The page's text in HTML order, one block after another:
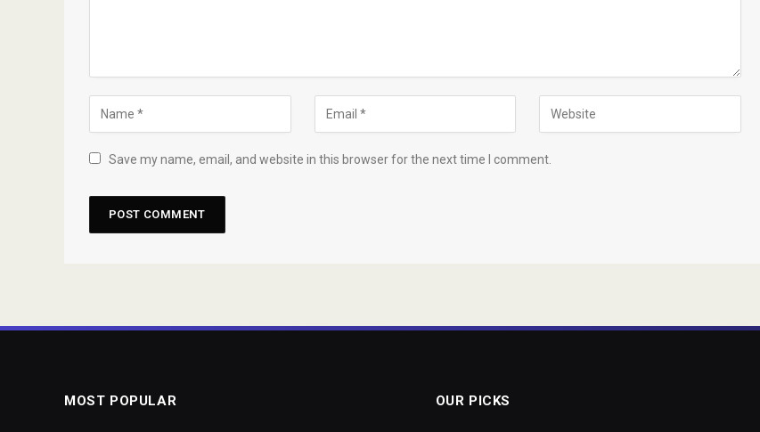
Save my name, email, and website in this browser for the next time I comment.
MOST POPULAR OUR PICKS